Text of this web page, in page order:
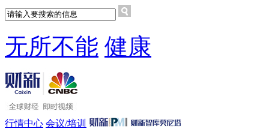
无所不能 健康
行情中心 会议/培训